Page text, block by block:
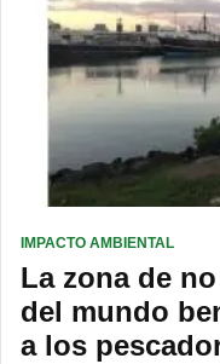
IMPACTO AMBIENTAL
La zona de
del mundo
a los